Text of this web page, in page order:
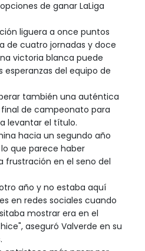
de ganar LaLiga
liguera a once puntos
de cuatro jornadas y doce
victoria blanca puede
del equipo de
también una auténtica
de campeonato para
levantar el título.
hacia un segundo año
que parece haber
frustración en el seno del
año y no estaba aquí
en redes sociales cuando
mostrar era en el
aseguró Valverde en su